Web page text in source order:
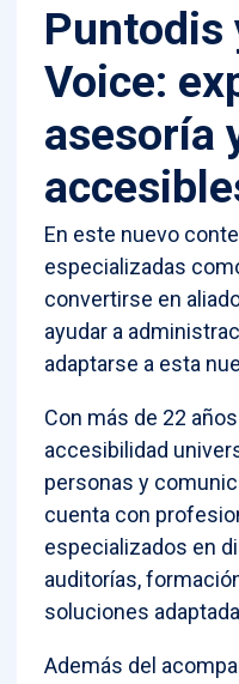
Puntodis
Voice:
asesoría
En este nuevo
especializadas
convertirse en
ayudar a
adaptarse a esta
Con más de 22
accesibilidad
personas y
cuenta con
especializados en
auditorías,
soluciones
Además del